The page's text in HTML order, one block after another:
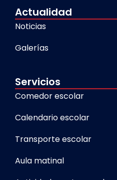
Actualidad
Noticias
Galerías
Servicios
Comedor escolar
Calendario escolar
Transporte escolar
Aula matinal